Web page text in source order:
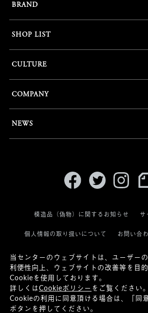
当センターのウェブサイトは、ユーザー
利便性向上、ウェブサイトの改善等を目的
Cookieを使用しております。
詳しくはCookieポリシー をご覧ください。
Cookieの利用に同意頂ける場合は、「同意
ボタンを押してください。
BRAND
SHOP LIST
CULTURE
COMPANY
NEWS
模造品（偽物）に関するお知らせ サ
個人情報の取り扱いについて お問い合
© KANEKO OPTICAL